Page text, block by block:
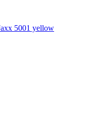
5001 yellow